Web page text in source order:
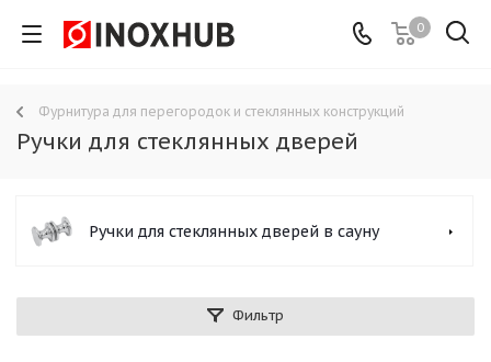
0
Фурнитура для перегородок и стеклянных конструкций
Ручки для стеклянных дверей
Ручки для стеклянных дверей в сауну
Фильтр